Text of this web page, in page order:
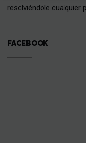
resolviéndole cualquier
FACEBOOK